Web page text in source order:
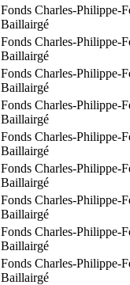
Fonds Charles-Philippe-
Baillairgé
Fonds Charles-Philippe-
Baillairgé
Fonds Charles-Philippe-
Baillairgé
Fonds Charles-Philippe-
Baillairgé
Fonds Charles-Philippe-
Baillairgé
Fonds Charles-Philippe-
Baillairgé
Fonds Charles-Philippe-
Baillairgé
Fonds Charles-Philippe-
Baillairgé
Fonds Charles-Philippe-
Baillairgé